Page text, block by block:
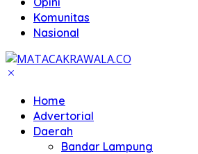
Komunitas
Nasional
Home
Advertorial
Daerah
Bandar Lampung